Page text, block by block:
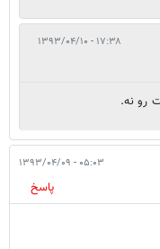
۱۷:۳۸ - ۱۳۹۳/۰۴/۱۰
رو نه.
۰۵:۰۳ - ۱۳۹۳/۰۴/۰۹
پاسخ